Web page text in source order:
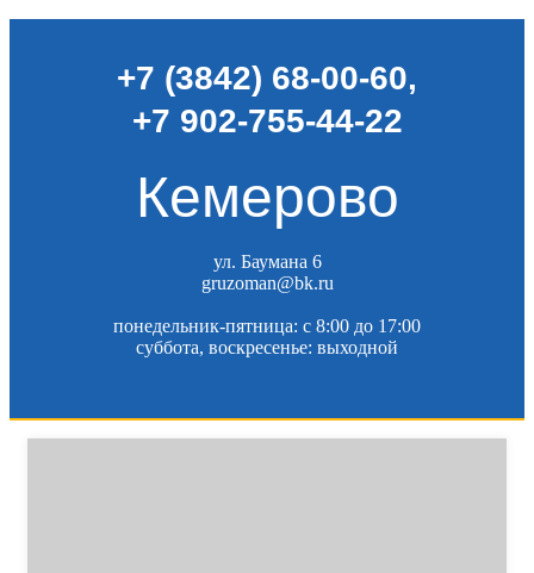
+7 (3842) 68-00-60,
+7 902-755-44-22
Кемерово
ул. Баумана 6
gruzoman@bk.ru
понедельник-пятница: c 8:00 до 17:00
суббота, воскресенье: выходной